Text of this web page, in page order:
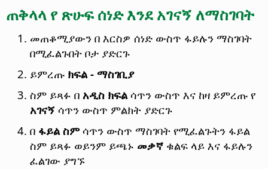
ጠቅላላ የ ጽሁፍ ሰነድ እንደ አገናኝ ለማስገባት
መጠቆሚያውን በ እርስዎ ሰነድ ውስጥ ፋይሉን ማስገባት
በሚፈልጉበት ቦታ ያድርጉ
ይምረጡ ክፍል - ማስገቢያ
ስም ይጻፉ በ አዲስ ክፍልሳጥን ውስጥ እና ከዛ ይምረጡ የ
አገናኝ ሳጥን ውስጥ ምልክት ያድርጉ
በ ፋይል ስምሳጥን ውስጥ ማስገባት የሚፈልጉትን ፋይል
ስም ይጻፉ ወይንም ይጫኑ መቃኛ ቁልፍ ላይ እና ፋይሉን
ፈልገው ያግኙ